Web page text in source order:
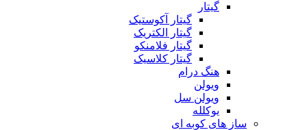
گیتار
گیتار آکوستیک
گیتار الکتریک
گیتار فلامنکو
گیتار کلاسیک
هنگ درام
ویولن
ویولن سل
یوکلله
ساز های کوبه ای